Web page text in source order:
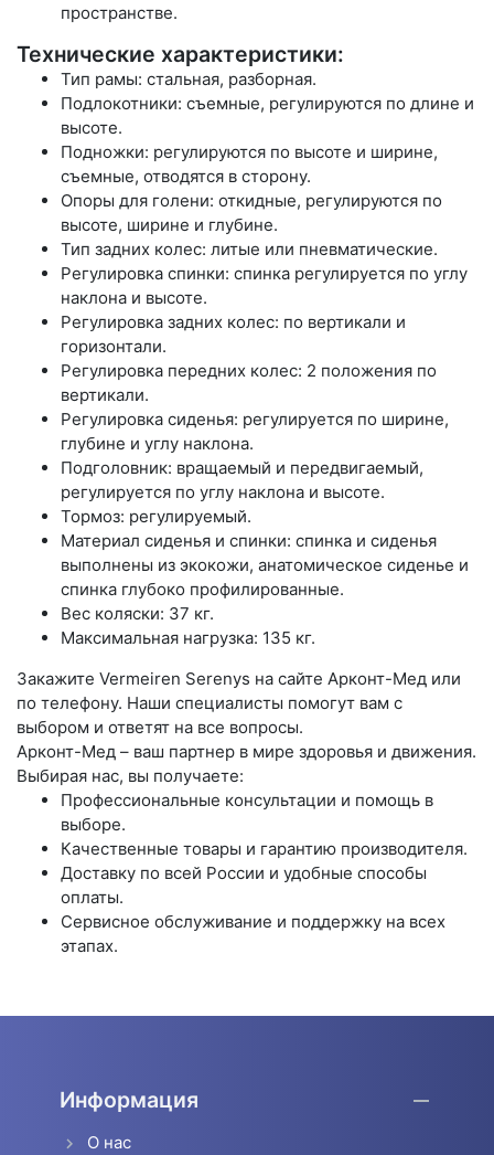
пространстве.
Технические характеристики:
Тип рамы: стальная, разборная.
Подлокотники: съемные, регулируются по длине и
высоте.
Подножки: регулируются по высоте и ширине,
съемные, отводятся в сторону.
Опоры для голени: откидные, регулируются по
высоте, ширине и глубине.
Тип задних колес: литые или пневматические.
Регулировка спинки: спинка регулируется по углу
наклона и высоте.
Регулировка задних колес: по вертикали и
горизонтали.
Регулировка передних колес: 2 положения по
вертикали.
Регулировка сиденья: регулируется по ширине,
глубине и углу наклона.
Подголовник: вращаемый и передвигаемый,
регулируется по углу наклона и высоте.
Тормоз: регулируемый.
Материал сиденья и спинки: спинка и сиденья
выполнены из экокожи, анатомическое сиденье и
спинка глубоко профилированные.
Вес коляски: 37 кг.
Максимальная нагрузка: 135 кг.
Закажите Vermeiren Serenys на сайте Арконт-Мед или
по телефону. Наши специалисты помогут вам с
выбором и ответят на все вопросы.
Арконт-Мед – ваш партнер в мире здоровья и движения.
Выбирая нас, вы получаете:
Профессиональные консультации и помощь в
выборе.
Качественные товары и гарантию производителя.
Доставку по всей России и удобные способы
оплаты.
Сервисное обслуживание и поддержку на всех
этапах.
Информация
О нас